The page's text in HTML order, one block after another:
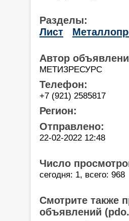
Разделы:
Лист
Автор
МЕТИЗРЕСУРС
Телефон:
+7 (921) 2585817
Регион:
Отправлено:
22-02-2022 12:48
Число
сегодня: 1, всего: 968
Смотрите также
объявлений